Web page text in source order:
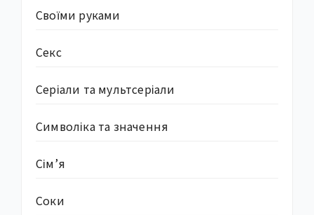
Своїми руками
Секс
Серіали та мультсеріали
Символіка та значення
Сім’я
Соки